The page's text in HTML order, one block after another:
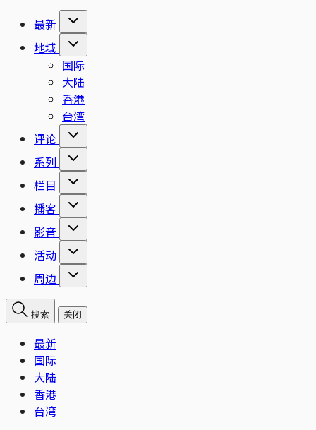
最新
地域
国际
大陆
香港
台湾
评论
系列
栏目
播客
影音
活动
周边
搜索 关闭
最新
国际
大陆
香港
台湾